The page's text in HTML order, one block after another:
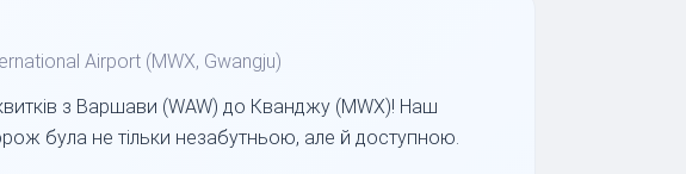
Airport (MWX, Gwangju)
з Варшави (WAW) до Кванджу (MWX)! Наш
була не тільки незабутньою, але й доступною.